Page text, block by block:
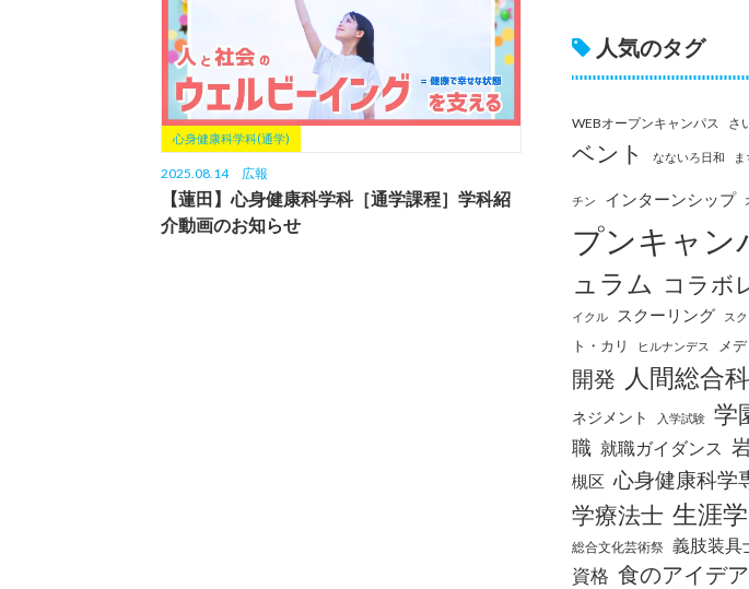
心身健康科学科(通学)
2025.08.14 広報
【蓮田】心身健康科学科［通学課程］学科紹
介動画のお知らせ
人気のタグ
WEBオープンキャンパス さ
ベント
なないろ日和
チン インターンシップ
プンキャン
ュラム コラボ
イクル
スクーリング ス
ト・カリ
ヒルナンデス メ
開発 人間総合
ネジメント
入学試験 学
職 就職ガイダンス
槻区 心身健康科学
学療法士 生涯
総合文化芸術祭 義肢装具
資格 食のアイデ